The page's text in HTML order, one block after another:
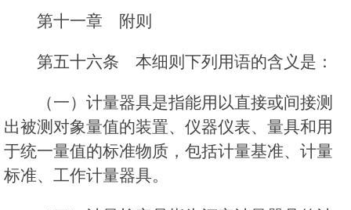
第十一章 附则
第五十六条 本细则下列用语的含义是：
（一）计量器具是指能用以直接或间接测
出被测对象量值的装置、仪器仪表、量具和用
于统一量值的标准物质，包括计量基准、计量
标准、工作计量器具。